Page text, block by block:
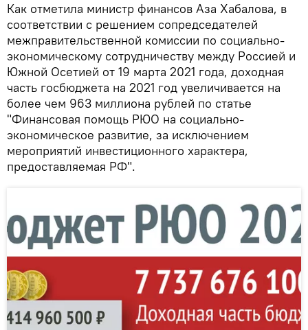
Как отметила министр финансов Аза Хабалова, в
соответствии с решением сопредседателей
межправительственной комиссии по социально-
экономическому сотрудничеству между Россией и
Южной Осетией от 19 марта 2021 года, доходная
часть госбюджета на 2021 год увеличивается на
более чем 963 миллиона рублей по статье
"Финансовая помощь РЮО на социально-
экономическое развитие, за исключением
мероприятий инвестиционного характера,
предоставляемая РФ".